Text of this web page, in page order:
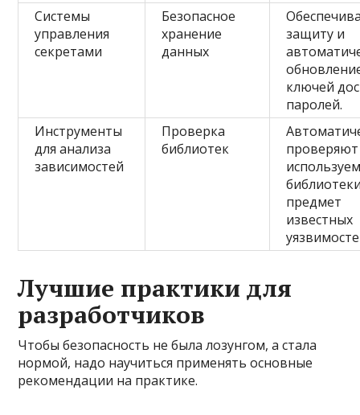
Системы
управления
секретами
Безопасное
хранение
данных
защиту и
ключей
паролей.
Инструменты
для анализа
зависимостей
Проверка
библиотек
проверяют
предмет
известных
Лучшие практики для
разработчиков
Чтобы безопасность не была лозунгом, а стала
нормой, надо научиться применять основные
рекомендации на практике.